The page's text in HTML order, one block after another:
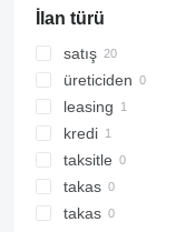
İlan türü
satış
üreticiden
leasing
kredi
taksitle
takas
takas